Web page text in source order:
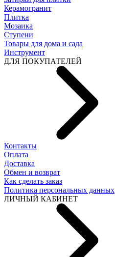
Керамогранит
Плитка
Мозаика
Ступени
Товары для дома и сада
Инструмент
ДЛЯ ПОКУПАТЕЛЕЙ
Контакты
Оплата
Доставка
Обмен и возврат
Как сделать заказ
Политика персональных данных
ЛИЧНЫЙ КАБИНЕТ